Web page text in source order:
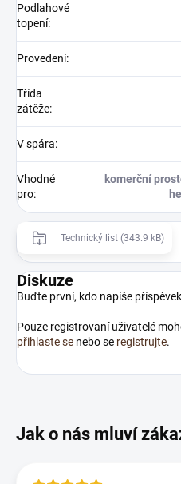
Podlahové
topení:
Provedení:
Třída
zátěže:
V spára:
Vhodné
pro:
komerční
Technický list (343.9 kB)
Diskuze
Buďte první, kdo napíše
Pouze registrovaní uživatelé
přihlaste se nebo se registrujte.